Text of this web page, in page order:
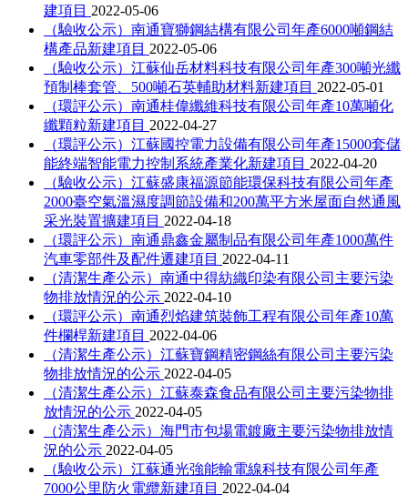
建項目 2022-05-06
（驗收公示）南通寶獅鋼結構有限公司年產6000噸鋼結
構產品新建項目 2022-05-06
（驗收公示）江蘇仙岳材料科技有限公司年產300噸光纖
預制棒套管、500噸石英輔助材料新建項目 2022-05-01
（環評公示）南通桂偉纖維科技有限公司年產10萬噸化
纖顆粒新建項目 2022-04-27
（環評公示）江蘇國控電力設備有限公司年產15000套儲
能終端智能電力控制系統產業化新建項目 2022-04-20
（驗收公示）江蘇盛康福源節能環保科技有限公司年產
2000臺空氣溫濕度調節設備和200萬平方米屋面自然通風
采光裝置擴建項目 2022-04-18
（環評公示）南通鼎鑫金屬制品有限公司年產1000萬件
汽車零部件及配件遷建項目 2022-04-11
（清潔生產公示）南通中得紡織印染有限公司主要污染
物排放情況的公示 2022-04-10
（環評公示）南通烈焰建筑裝飾工程有限公司年產10萬
件欄桿新建項目 2022-04-06
（清潔生產公示）江蘇寶鋼精密鋼絲有限公司主要污染
物排放情況的公示 2022-04-05
（清潔生產公示）江蘇泰森食品有限公司主要污染物排
放情況的公示 2022-04-05
（清潔生產公示）海門市包場電鍍廠主要污染物排放情
況的公示 2022-04-05
（驗收公示）江蘇通光強能輸電線科技有限公司年產
7000公里防火電纜新建項目 2022-04-04